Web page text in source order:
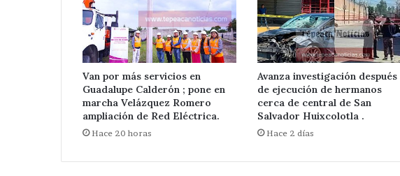
Van por más servicios en
Guadalupe Calderón ; pone en
marcha Velázquez Romero
ampliación de Red Eléctrica.
Hace 20 horas
Avanza investigación después
de ejecución de hermanos
cerca de central de San
Salvador Huixcolotla .
Hace 2 días
Tepeaca
red
eléctrica
en
Zoyapetlayoca
Hace 3 días
Ampliará edil de Tepeaca red
eléctrica en San Nicolás
Zoyapetlayoca .